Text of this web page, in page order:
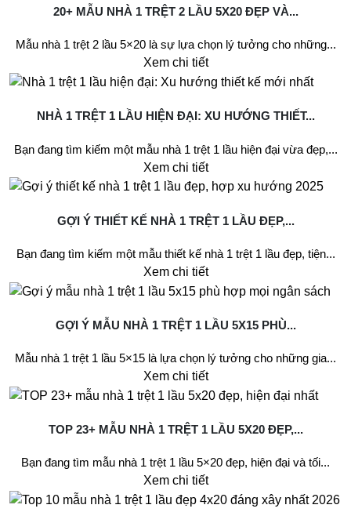
20+ MẪU NHÀ 1 TRỆT 2 LẦU 5X20 ĐẸP VÀ...
Mẫu nhà 1 trệt 2 lầu 5×20 là sự lựa chọn lý tưởng cho những...
Xem chi tiết
NHÀ 1 TRỆT 1 LẦU HIỆN ĐẠI: XU HƯỚNG THIẾT...
Bạn đang tìm kiếm một mẫu nhà 1 trệt 1 lầu hiện đại vừa đẹp,...
Xem chi tiết
GỢI Ý THIẾT KẾ NHÀ 1 TRỆT 1 LẦU ĐẸP,...
Bạn đang tìm kiếm một mẫu thiết kế nhà 1 trệt 1 lầu đẹp, tiện...
Xem chi tiết
GỢI Ý MẪU NHÀ 1 TRỆT 1 LẦU 5X15 PHÙ...
Mẫu nhà 1 trệt 1 lầu 5×15 là lựa chọn lý tưởng cho những gia...
Xem chi tiết
TOP 23+ MẪU NHÀ 1 TRỆT 1 LẦU 5X20 ĐẸP,...
Bạn đang tìm mẫu nhà 1 trệt 1 lầu 5×20 đẹp, hiện đại và tối...
Xem chi tiết